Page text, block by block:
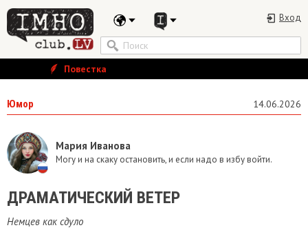
Вход
Повестка
Юмор 14.06.2026
Мария Иванова
Могу и на скаку остановить, и если надо в избу войти.
ДРАМАТИЧЕСКИЙ ВЕТЕР
Немцев как сдуло